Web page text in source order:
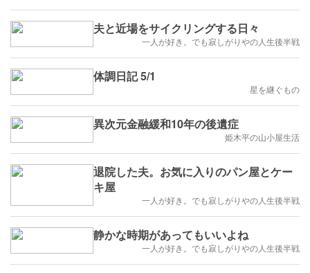
夫と近場をサイクリングする日々
一人が好き。でも寂しがりやの人生後半戦
体調日記 5/1
星を継ぐもの
異次元金融緩和10年の後遺症
姫木平の山小屋生活
退院した夫。お気に入りのパン屋とケー
キ屋
一人が好き。でも寂しがりやの人生後半戦
静かな時期があってもいいよね
一人が好き。でも寂しがりやの人生後半戦